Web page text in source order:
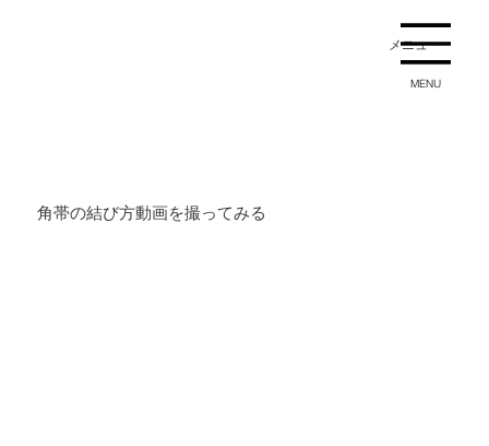
メニュー
MENU
角帯の結び方動画を撮ってみる